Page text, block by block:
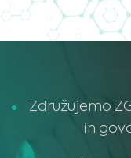
Združujemo
in